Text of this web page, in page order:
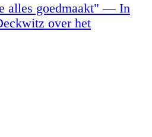
alles goedmaakt" — In
over het